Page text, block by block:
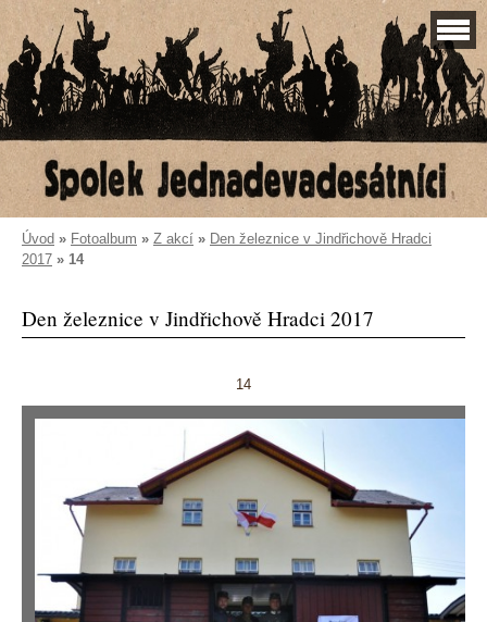
Úvod » Fotoalbum » Z akcí » Den železnice v Jindřichově Hradci
2017 » 14
Den železnice v Jindřichově Hradci 2017
14